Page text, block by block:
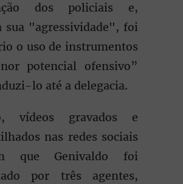
dos policiais e,
sua "agressividade", foi
o uso de instrumentos
potencial ofensivo”
lo até a delegacia.
vídeos gravados e
nas redes sociais
que Genivaldo foi
por três agentes,